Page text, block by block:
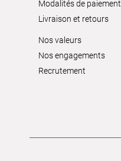
Modalités de paiement
Livraison et retours
Nos valeurs
Nos engagements
Recrutement